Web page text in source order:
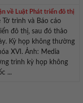
về Luật Phát triển đô thị
trình và Báo cáo
đô thị, sau đó thảo
Kỳ họp không thường
XVI. Ảnh: Media
trình kỳ họp không
...